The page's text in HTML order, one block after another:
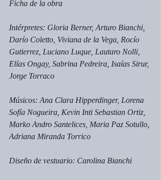
Ficha de la obra
Intérpretes: Gloria Berner, Arturo Bianchi,
Darío Coletto, Viviana de la Vega, Rocío
Gutierrez, Luciano Luque, Lautaro Nolli,
Elías Ongay, Sabrina Pedreira, Isaías Sirur,
Jorge Torraco
Músicos: Ana Clara Hipperdinger, Lorena
Sofía Nogueira, Kevin Inti Sebastian Ortiz,
Marko Andro Santelices, Maria Paz Sotullo,
Adriana Miranda Torrico
Diseño de vestuario: Carolina Bianchi